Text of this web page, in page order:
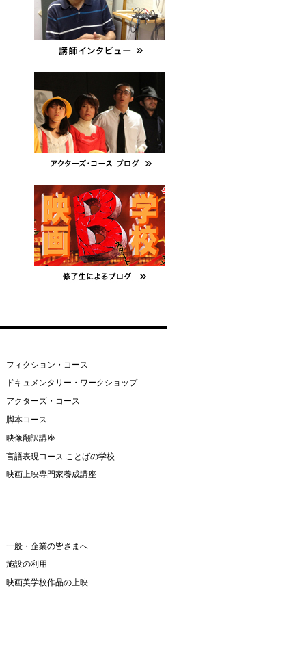
フィクション・コース
ドキュメンタリー・ワークショップ
アクターズ・コース
脚本コース
映像翻訳講座
言語表現コース ことばの学校
映画上映専門家養成講座
一般・企業の皆さまへ
施設の利用
映画美学校作品の上映